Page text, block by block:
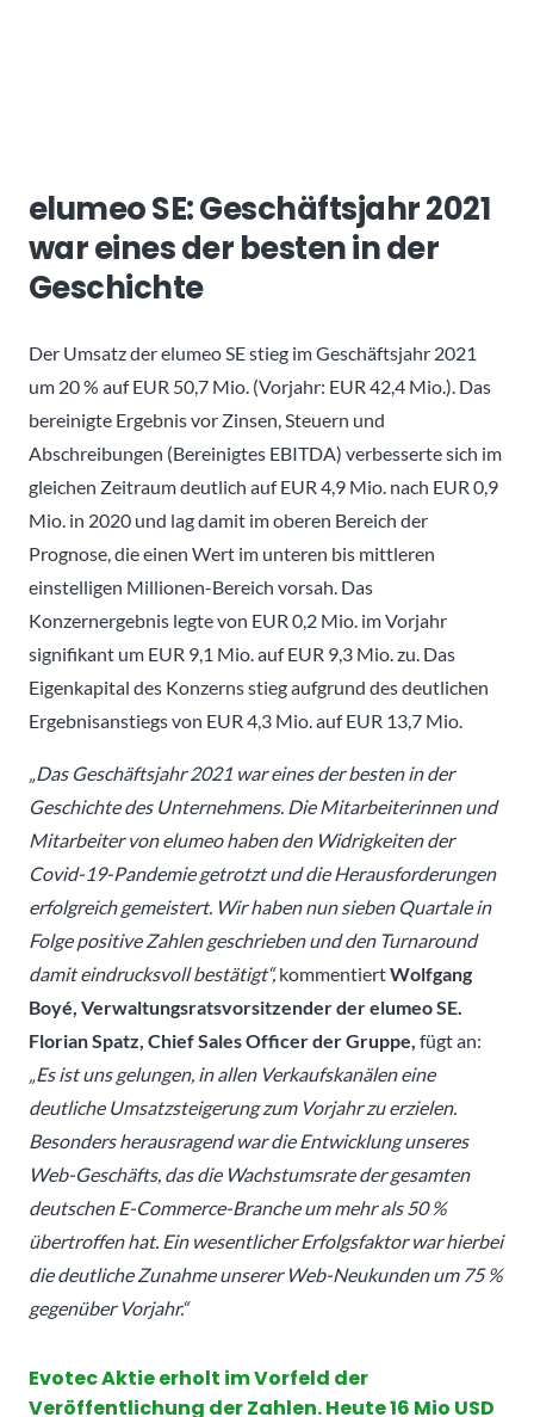
elumeo SE: Geschäftsjahr 2021
war eines der besten in der
Geschichte
Der Umsatz der elumeo SE stieg im Geschäftsjahr 2021
um 20 % auf EUR 50,7 Mio. (Vorjahr: EUR 42,4 Mio.). Das
bereinigte Ergebnis vor Zinsen, Steuern und
Abschreibungen (Bereinigtes EBITDA) verbesserte sich im
gleichen Zeitraum deutlich auf EUR 4,9 Mio. nach EUR 0,9
Mio. in 2020 und lag damit im oberen Bereich der
Prognose, die einen Wert im unteren bis mittleren
einstelligen Millionen-Bereich vorsah. Das
Konzernergebnis legte von EUR 0,2 Mio. im Vorjahr
signifikant um EUR 9,1 Mio. auf EUR 9,3 Mio. zu. Das
Eigenkapital des Konzerns stieg aufgrund des deutlichen
Ergebnisanstiegs von EUR 4,3 Mio. auf EUR 13,7 Mio.
„Das Geschäftsjahr 2021 war eines der besten in der
Geschichte des Unternehmens. Die Mitarbeiterinnen und
Mitarbeiter von elumeo haben den Widrigkeiten der
Covid-19-Pandemie getrotzt und die Herausforderungen
erfolgreich gemeistert. Wir haben nun sieben Quartale in
Folge positive Zahlen geschrieben und den Turnaround
damit eindrucksvoll bestätigt“,kommentiertWolfgang
Boyé, Verwaltungsratsvorsitzender der elumeo SE.
Florian Spatz, Chief Sales Officer der Gruppe, fügt an:
„Es ist uns gelungen, in allen Verkaufskanälen eine
deutliche Umsatzsteigerung zum Vorjahr zu erzielen.
Besonders herausragend war die Entwicklung unseres
Web-Geschäfts, das die Wachstumsrate der gesamten
deutschen E-Commerce-Branche um mehr als 50 %
übertroffen hat. Ein wesentlicher Erfolgsfaktor war hierbei
die deutliche Zunahme unserer Web-Neukunden um 75 %
gegenüber Vorjahr.“
Evotec Aktie erholt im Vorfeld der
Veröffentlichung der Zahlen. Heute 16 Mio USD